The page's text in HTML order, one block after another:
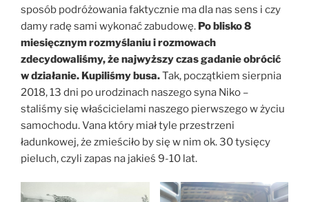
sposób podróżowania faktycznie ma dla nas sens i czy
damy radę sami wykonać zabudowę. Po blisko 8
miesięcznym rozmyślaniu i rozmowach
zdecydowaliśmy, że najwyższy czas gadanie obrócić
w działanie. Kupiliśmy busa.Tak, początkiem sierpnia
2018, 13 dni po urodzinach naszego syna Niko –
staliśmy się właścicielami naszego pierwszego w życiu
samochodu. Vana który miał tyle przestrzeni
ładunkowej, że zmieściło by się w nim ok. 30 tysięcy
pieluch, czyli zapas na jakieś 9-10 lat.